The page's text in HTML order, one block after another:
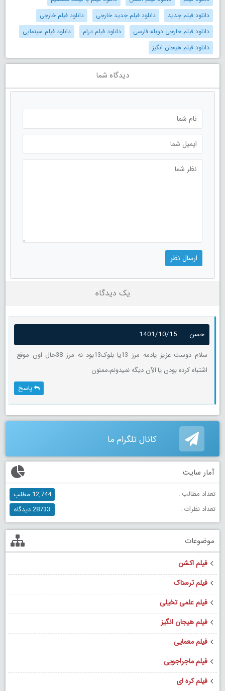
دانلود فیلم جدید
دانلود فیلم جدید خارجی
دانلود فیلم خارجی
دانلود فیلم خارجی دوبله فارسی
دانلود فیلم درام
دانلود فیلم سینمایی
دانلود فیلم هیجان انگیز
دیدگاه شما
یک دیدگاه
حسن
1401/10/15
سلام دوست عزیز یادمه مرز 13یا بلوک13بود نه مرز 38حال اون موقع
اشتباه کرده بودن یا الآن دیگه نمیدونم،ممنون
پاسخ
کانال تلگرام ما
آمار سایت
تعداد مطالب :
12,744 مطلب
تعداد نظرات :
28733 دیدگاه
موضوعات
فیلم اکشن
فیلم ترسناک
فیلم علمی تخیلی
فیلم هیجان انگیز
فیلم معمایی
فیلم ماجراجویی
فیلم کره ای